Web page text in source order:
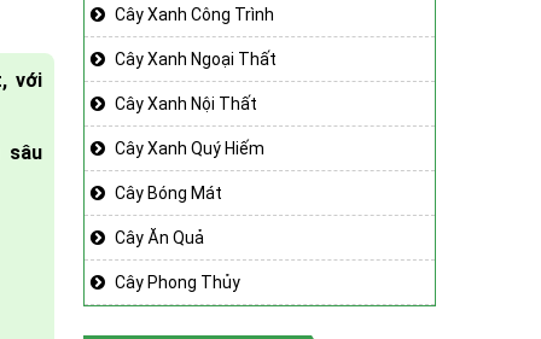
Cây Xanh Công Trình
Cây Xanh Ngoại Thất
Cây Xanh Nội Thất
Cây Xanh Quý Hiếm
Cây Bóng Mát
Cây Ăn Quả
Cây Phong Thủy
với
sâu